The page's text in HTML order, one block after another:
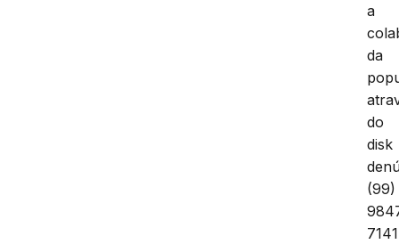
a
da
do
disk
(99)